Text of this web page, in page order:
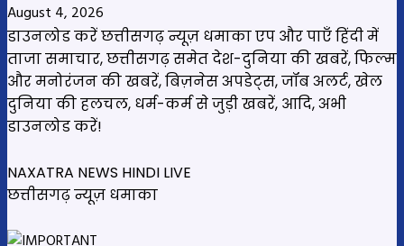
August 4, 2026
डाउनलोड करें छत्तीसगढ़ न्यूज़ धमाका एप और पाएँ हिंदी में
ताजा समाचार, छत्तीसगढ़ समेत देश-दुनिया की खबरें, फिल्म
और मनोरंजन की खबरें, बिज़नेस अपडेट्स, जॉब अलर्ट, खेल
दुनिया की हलचल, धर्म-कर्म से जुड़ी खबरें, आदि, अभी
डाउनलोड करें!
NAXATRA NEWS HINDI LIVE
छत्तीसगढ़ न्यूज़ धमाका